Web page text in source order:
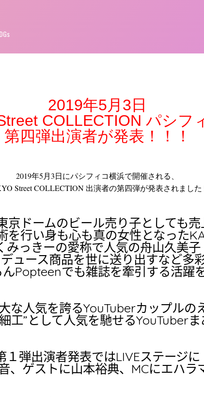
2019年5月3日
COLLECTION パシフ
第四弾出演者が発表！！！
2019年5月3日にパシフィコ横浜で開催される、
Street COLLECTION 出演者の第四弾が発表されました
ドームのビール売り子としても
を行い身も心も真の女性となった
みっきーの愛称で人気の舟山久美子
ュース商品を世に送り出すなど多
Popteenでも雑誌を牽引する活躍
な人気を誇るYouTuberカップルの
工”として人気を馳せるYouTuber
１弾出演者発表ではLIVEステージに
、ゲストに山本裕典、MCにエハラ